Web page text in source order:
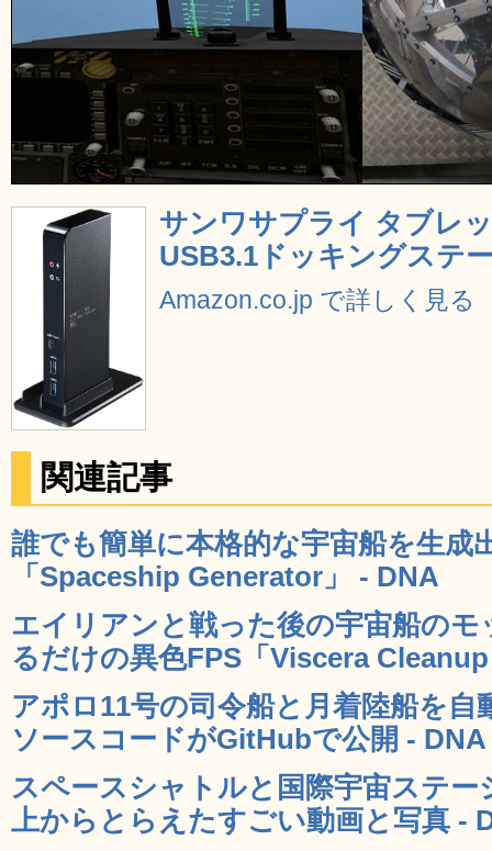
サンワサプライ タブレ
USB3.1ドッキングステ
Amazon.co.jp で詳しく見る
関連記事
誰でも簡単に本格的な宇宙船を生成
「Spaceship Generator」 - DNA
エイリアンと戦った後の宇宙船の
るだけの異色FPS「Viscera
アポロ11号の司令船と月着陸船を
ソースコードがGitHubで公開 - DNA
スペースシャトルと国際宇宙ステ
上からとらえたすごい動画と写真 -